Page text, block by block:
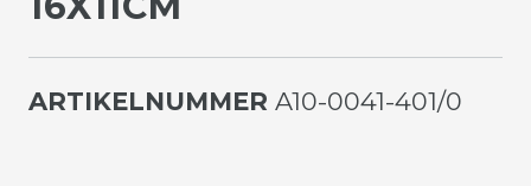
ARTIKELNUMMER A10-0041-401/0